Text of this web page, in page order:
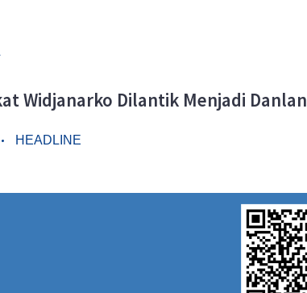
Widjanarko Dilantik Menjadi
HEADLINE